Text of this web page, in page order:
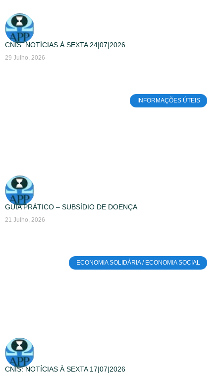
CNIS: NOTÍCIAS À SEXTA 24|07|2026
29 Julho, 2026
INFORMAÇÕES ÚTEIS
GUIA PRÁTICO – SUBSÍDIO DE DOENÇA
21 Julho, 2026
ECONOMIA SOLIDÁRIA / ECONOMIA SOCIAL
CNIS: NOTÍCIAS À SEXTA 17|07|2026